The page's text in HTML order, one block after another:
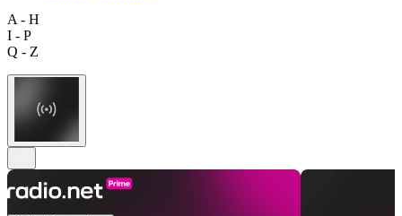
A - H
I - P
Q - Z